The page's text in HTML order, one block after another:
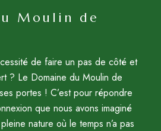
Moulin de
de faire un pas de côté et
? Le Domaine du Moulin de
portes ! C’est pour répondre
que nous avons imaginé
nature où le temps n’a pas